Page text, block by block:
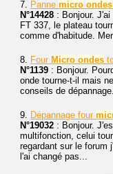
7. Panne micro ondes
N°14428 : Bonjour.
FT 337, le plateau
comme d'habitude.
8. Four Micro ondes
N°1139 : Bonjour.
onde tourne-t-il mais
conseils de dépannage.
9. Dépannage four
N°19032 : Bonjour.
multifonction, celui
regardant sur le forum
l'ai changé pas...